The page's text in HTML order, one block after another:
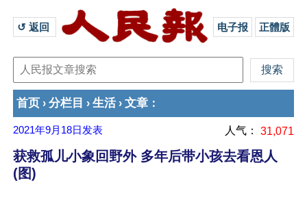
↺ 返回 电子报 正體版
首页 › 分栏目 › 生活 › 文章 ：
2021年9月18日 发表 人气： 31,071
获救孤儿小象回野外 多年后带小孩去看恩人
(图)